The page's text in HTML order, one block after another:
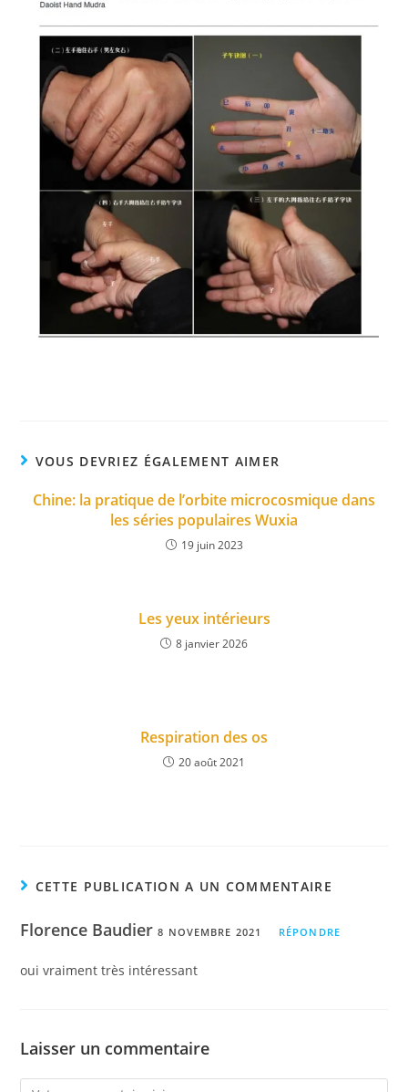
VOUS DEVRIEZ ÉGALEMENT AIMER
Chine: la pratique de l’orbite microcosmique dans
les séries populaires Wuxia
19 juin 2023
Les yeux intérieurs
8 janvier 2026
Respiration des os
20 août 2021
CETTE PUBLICATION A UN COMMENTAIRE
Florence Baudier8 NOVEMBRE 2021 RÉPONDRE
oui vraiment très intéressant
Laisser un commentaire